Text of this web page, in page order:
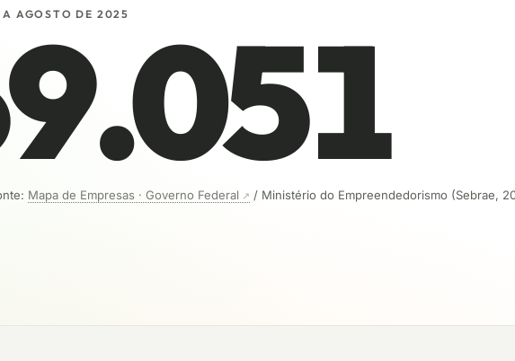
A AGOSTO DE 2025
Mapa de Empresas · Governo Federal / Ministério do Empreendedorismo (Sebrae,